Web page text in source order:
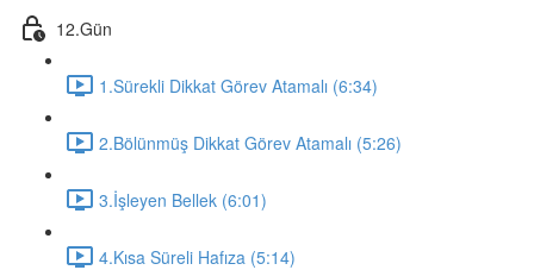
12.Gün
1.Sürekli Dikkat Görev Atamalı (6:34)
2.Bölünmüş Dikkat Görev Atamalı (5:26)
3.İşleyen Bellek (6:01)
4.Kısa Süreli Hafıza (5:14)